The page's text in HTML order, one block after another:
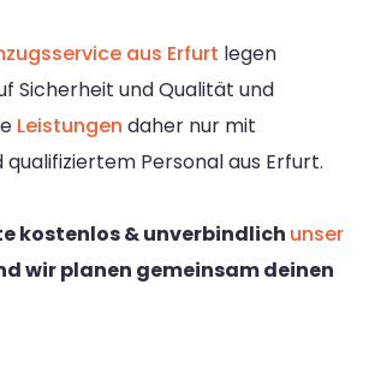
aus Erfurt legen
Sicherheit und Qualität und
Leistungen daher nur mit
Personal aus Erfurt.
kostenlos & unverbindlich unser
wir planen gemeinsam deinen